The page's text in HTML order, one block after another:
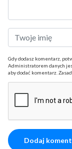
Gdy dodasz komentarz,
Administratorem danych
aby dodać komentarz.